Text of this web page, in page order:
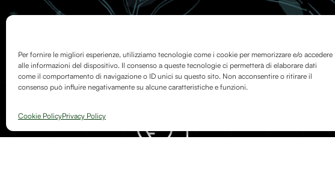
Per fornire le migliori esperienze, utilizziamo tecnologie come i cookie per memorizzare e/o accedere
alle informazioni del dispositivo. Il consenso a queste tecnologie ci permetterà di elaborare dati
come il comportamento di navigazione o ID unici su questo sito. Non acconsentire o ritirare il
consenso può influire negativamente su alcune caratteristiche e funzioni.
Cookie PolicyPrivacy Policy